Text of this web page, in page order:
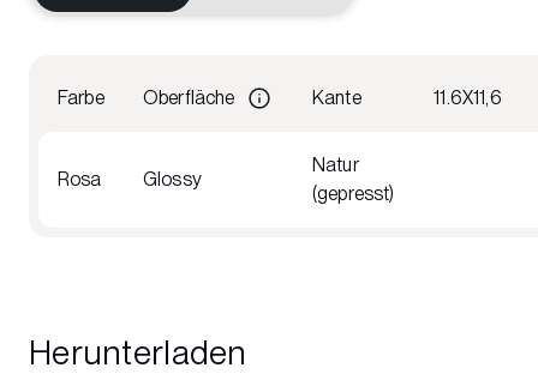
Farbe Oberfläche Kante 11.6X11,6
Rosa Glossy
Natur
(gepresst)
Herunterladen